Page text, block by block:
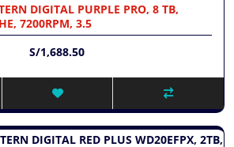
DIGITAL PURPLE PRO, 8 TB,
7200RPM, 3.5
S/1,688.50